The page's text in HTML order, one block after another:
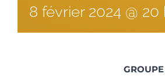
8 février 2024 @ 20